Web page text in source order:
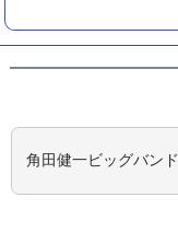
角田健一ビッグバンド